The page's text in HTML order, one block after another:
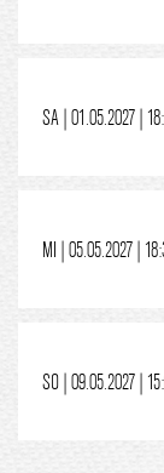
SA | 01.05.2027 |
MI | 05.05.2027 |
SO | 09.05.2027 |